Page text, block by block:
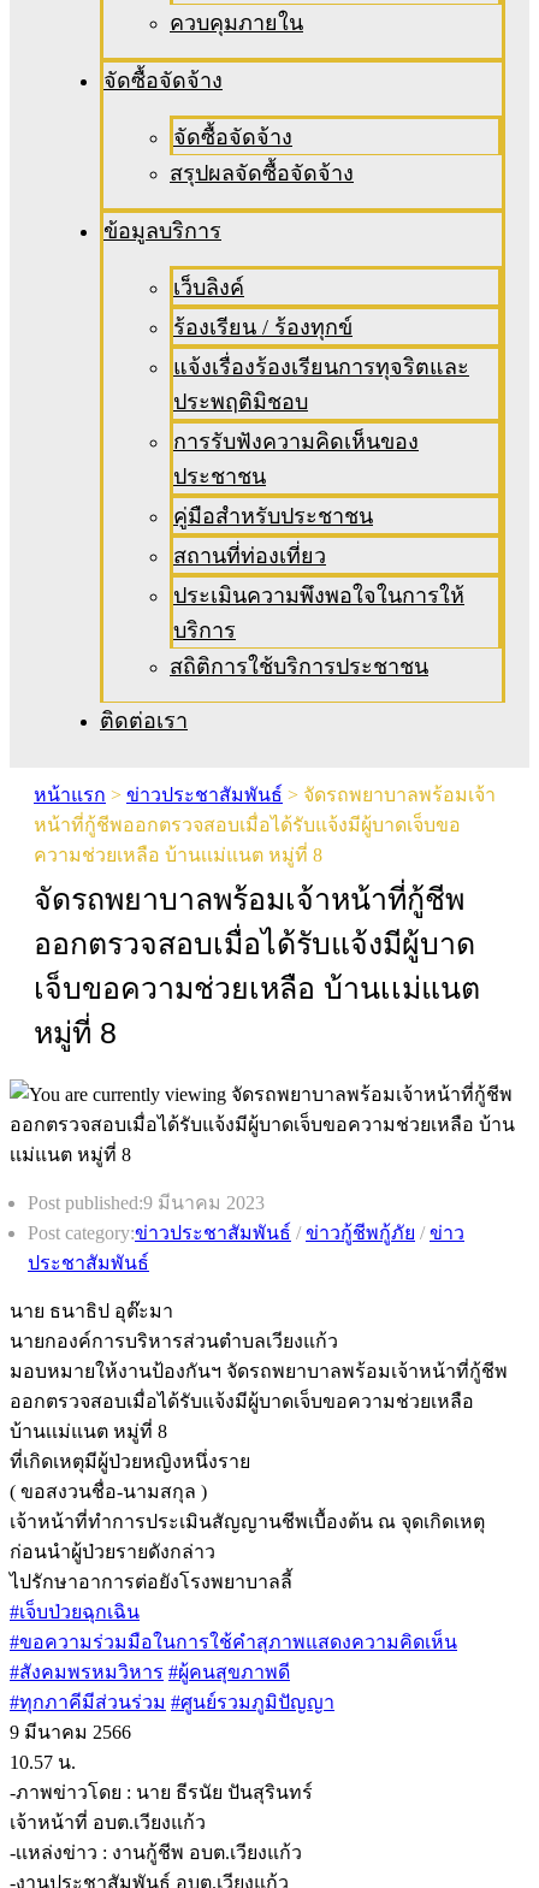
ควบคุมภายใน
จัดซื้อจัดจ้าง
จัดซื้อจัดจ้าง
สรุปผลจัดซื้อจัดจ้าง
ข้อมูลบริการ
เว็บลิงค์
ร้องเรียน / ร้องทุกข์
แจ้งเรื่องร้องเรียนการทุจริตและ
ประพฤติมิชอบ
การรับฟังความคิดเห็นของ
ประชาชน
คู่มือสำหรับประชาชน
สถานที่ท่องเที่ยว
ประเมินความพึงพอใจในการให้
บริการ
สถิติการใช้บริการประชาชน
ติดต่อเรา
หน้าแรก > ข่าวประชาสัมพันธ์ > จัดรถพยาบาลพร้อมเจ้า
หน้าที่กู้ชีพออกตรวจสอบเมื่อได้รับแจ้งมีผู้บาดเจ็บขอ
ความช่วยเหลือ บ้านเเม่แนต หมู่ที่ 8
จัดรถพยาบาลพร้อมเจ้าหน้าที่กู้ชีพ
ออกตรวจสอบเมื่อได้รับแจ้งมีผู้บาด
เจ็บขอความช่วยเหลือ บ้านเเม่แนต
หมู่ที่ 8
Post published:9 มีนาคม 2023
Post category:ข่าวประชาสัมพันธ์ / ข่าวกู้ชีพกู้ภัย / ข่าว
ประชาสัมพันธ์
นาย ธนาธิป อุต๊ะมา
นายกองค์การบริหารส่วนตำบลเวียงแก้ว
มอบหมายให้งานป้องกันฯ จัดรถพยาบาลพร้อมเจ้าหน้าที่กู้ชีพ
ออกตรวจสอบเมื่อได้รับแจ้งมีผู้บาดเจ็บขอความช่วยเหลือ
บ้านเเม่แนต หมู่ที่ 8
ที่เกิดเหตุมีผู้ป่วยหญิงหนึ่งราย
( ขอสงวนชื่อ-นามสกุล )
เจ้าหน้าที่ทำการประเมินสัญญานชีพเบื้องต้น ณ จุดเกิดเหตุ
ก่อนนำผู้ป่วยรายดังกล่าว
ไปรักษาอาการต่อยังโรงพยาบาลลี้
#เจ็บป่วยฉุกเฉิน
#ขอความร่วมมือในการใช้คำสุภาพแสดงความคิดเห็น
#สังคมพรหมวิหาร #ผู้คนสุขภาพดี
#ทุกภาคีมีส่วนร่วม #ศูนย์รวมภูมิปัญญา
9 มีนาคม 2566
10.57 น.
-ภาพข่าวโดย : นาย ธีรนัย ปันสุรินทร์
เจ้าหน้าที่ อบต.เวียงแก้ว
-เเหล่งข่าว : งานกู้ชีพ อบต.เวียงแก้ว
-งานประชาสัมพันธ์ อบต.เวียงแก้ว